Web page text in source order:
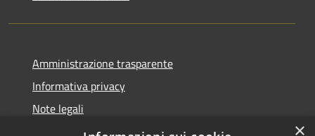
Amministrazione trasparente
Informativa privacy
Note legali
Dichiarazione di accessibilità
×